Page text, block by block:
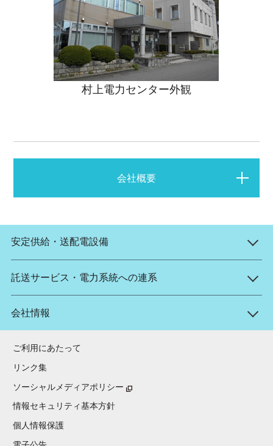
村上電力センター外観
会社概要
安定供給・送配電設備
託送サービス・電力系統への連系
会社情報
ご利用にあたって
リンク集
ソーシャルメディアポリシー
情報セキュリティ基本方針
個人情報保護